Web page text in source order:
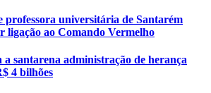
professora universitária de Santarém
ligação ao Comando Vermelho
a santarena administração de herança
4 bilhões